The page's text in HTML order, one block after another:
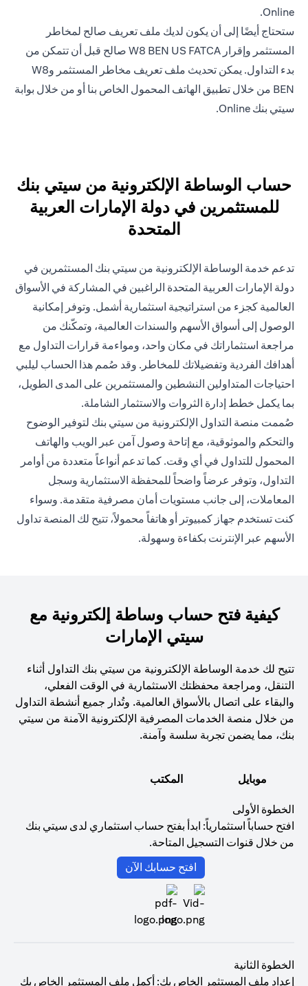
Online.
ستحتاج أيضًا إلى أن يكون لديك ملف تعريف صالح لمخاطر
المستثمر وإقرار W8 BEN US FATCA صالح قبل أن تتمكن من
بدء التداول. يمكن تحديث ملف تعريف مخاطر المستثمر وW8
BEN من خلال تطبيق الهاتف المحمول الخاص بنا أو من خلال بوابة
سيتي بنك Online.
حساب الوساطة الإلكترونية من سيتي بنك
للمستثمرين في دولة الإمارات العربية
المتحدة
تدعم خدمة الوساطة الإلكترونية من سيتي بنك المستثمرين في
دولة الإمارات العربية المتحدة الراغبين في المشاركة في الأسواق
العالمية كجزء من استراتيجية استثمارية أشمل. وتوفر إمكانية
الوصول إلى أسواق الأسهم والسندات العالمية، وتمكّنك من
مراجعة استثماراتك في مكان واحد، ومواءمة قرارات التداول مع
أهدافك الفردية وتفضيلاتك للمخاطر. وقد صُمم هذا الحساب ليلبي
احتياجات المتداولين النشطين والمستثمرين على المدى الطويل،
بما يكمل خطط إدارة الثروات والاستثمار الشاملة.
صُممت منصة التداول الإلكترونية من سيتي بنك لتوفير الوضوح
والتحكم والموثوقية، مع إتاحة وصول آمن عبر الويب والهاتف
المحمول للتداول في أي وقت. كما تدعم أنواعاً متعددة من أوامر
التداول، وتوفر عرضاً واضحاً للمحفظة الاستثمارية وسجل
المعاملات، إلى جانب مستويات أمان مصرفية متقدمة. وسواء
كنت تستخدم جهاز كمبيوتر أو هاتفاً محمولاً، تتيح لك المنصة تداول
الأسهم عبر الإنترنت بكفاءة وسهولة.
كيفية فتح حساب وساطة إلكترونية مع
سيتي الإمارات
تتيح لك خدمة الوساطة الإلكترونية من سيتي بنك التداول أثناء
التنقل، ومراجعة محفظتك الاستثمارية في الوقت الفعلي،
والبقاء على اتصال بالأسواق العالمية. وتُدار جميع أنشطة التداول
من خلال منصة الخدمات المصرفية الإلكترونية الآمنة من سيتي
بنك، مما يضمن تجربة سلسة وآمنة.
موبايل المكتب
الخطوة الأولى
افتح حساباً استثمارياً: ابدأ بفتح حساب استثماري لدى سيتي بنك
من خلال قنوات التسجيل المتاحة.
افتح حسابك الآن
الخطوة الثانية
إعداد ملف المستثمر الخاص بك: أكمل ملف المستثمر الخاص بك